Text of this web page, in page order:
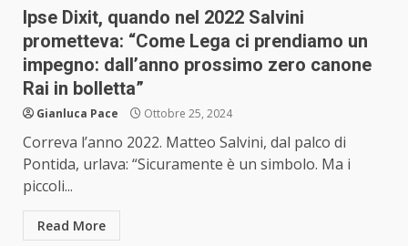
Ipse Dixit, quando nel 2022 Salvini
prometteva: “Come Lega ci prendiamo un
impegno: dall’anno prossimo zero canone
Rai in bolletta”
Gianluca Pace Ottobre 25, 2024
Correva l’anno 2022. Matteo Salvini, dal palco di
Pontida, urlava: “Sicuramente è un simbolo. Ma i
piccoli...
Read More